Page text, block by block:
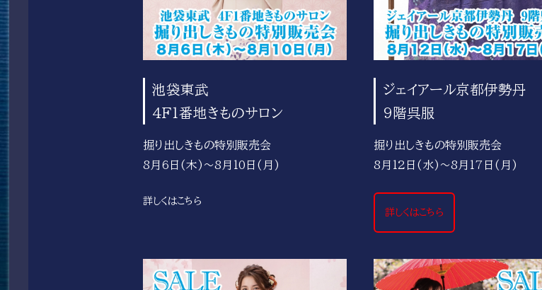
池袋東武
4F1番地きものサロン
掘り出しきもの特別販売会
8月6日(木)～8月10日(月)
詳しくはこちら
ジェイアール京都伊勢丹
9階呉服
掘り出しきもの特別販売会
8月12日(水)～8月17日(月)
詳しくはこちら